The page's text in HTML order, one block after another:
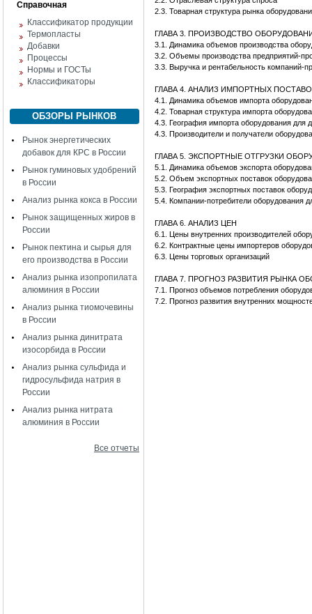
Справочная
Классификатор продукции
Термопласты
Добавки
Процессы
Нормы и ГОСТы
Классификаторы
ОБЗОРЫ РЫНКОВ
Рынок энергетических
добавок для КРС в России
Рынок гуминовых удобрений
в России
Анализ рынка кокса в России
Рынок защищенных жиров в
России
Рынок пектина и сырья для
его производства в России
Анализ рынка изопропилата
алюминия в России
Анализ рынка тиомочевины
в России
Анализ рынка динитрата
изосорбида в России
Анализ рынка сульфида и
гидросульфида натрия в
России
Анализ рынка нитрата
алюминия в России
Все отчеты
2.3. Товарная структура рынка
ГЛАВА 3. ПРОИЗВОДСТВО
3.1. Динамика объемов производства
3.2. Объемы производства предприятий-
3.3. Выручка и рентабельность компаний-
ГЛАВА 4. АНАЛИЗ ИМПОРТНЫХ
4.1. Динамика объемов импорта
4.2. Товарная структура импорта
4.3. География импорта оборудования для
4.3. Производители и получатели
ГЛАВА 5. ЭКСПОРТНЫЕ ОТГРУЗКИ
5.1. Динамика объемов экспорта
5.2. Объем экспортных поставок
5.3. География экспортных поставок
5.4. Компании-потребители оборудования
ГЛАВА 6. АНАЛИЗ ЦЕН
6.1. Цены внутренних производителей
6.2. Контрактные цены импортеров
6.3. Цены торговых организаций
ГЛАВА 7. ПРОГНОЗ РАЗВИТИЯ РЫНКА
7.1. Прогноз объемов потребления
7.2. Прогноз развития внутренних